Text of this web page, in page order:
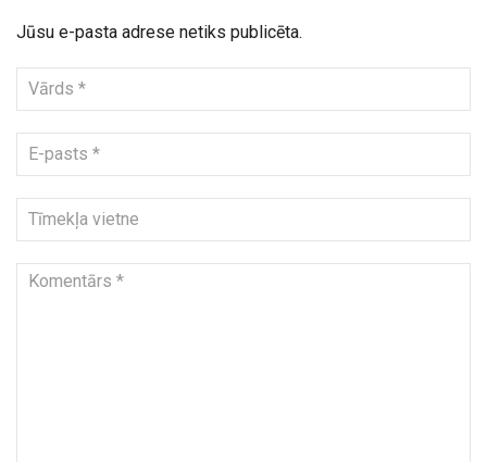
Jūsu e-pasta adrese netiks publicēta.